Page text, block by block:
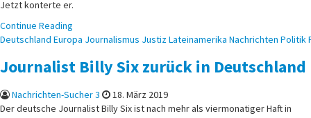
Jetzt konterte er.
Continue Reading
Posted
Deutschland Europa Journalismus JustizLateinamerika Nachrichten Politik
Journalist Billy Six zurück in Deutschland
Nachrichten-Sucher 3
18. März 2019
Der deutsche Journalist Billy Six ist nach mehr als viermonatiger Haft in